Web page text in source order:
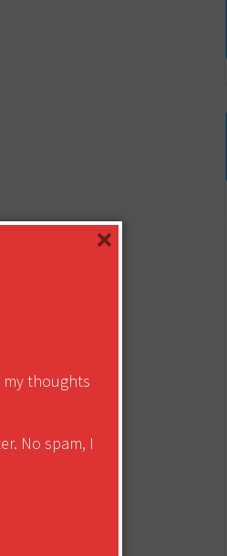
thoughts
No spam, I
×